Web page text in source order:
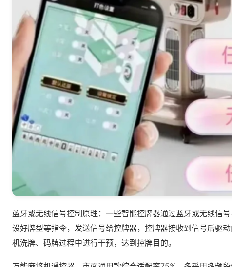
蓝牙或无线信号控制原理：一些智能控牌器通过蓝牙或无线信
设好牌型等指令，发送信号给控牌器，控牌器接收到信号后驱
机洗牌、码牌过程中进行干预，达到控牌目的。